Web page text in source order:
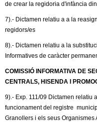
e
s
de crear la regidoria d'infància
7).- Dictamen relatiu a a la
regidors/es
8).- Dictamen relatiu a la
Informatives de caràcter
COMISSIÓ INFORMATIVA DE
CENTRALS, HISENDA I
9).- Exp. 111/09 Dictamen
funcionament del registre
Granollers i els seus